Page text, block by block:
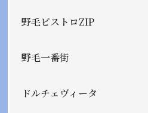
野毛ビストロZIP
野毛一番街
ドルチェヴィータ